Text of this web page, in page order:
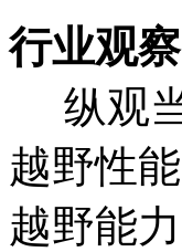
行业观
纵观当
越野性
越野能